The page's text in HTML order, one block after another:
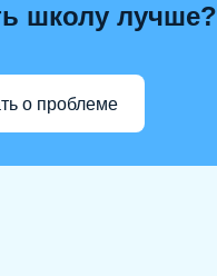
школу лучше?
о проблеме